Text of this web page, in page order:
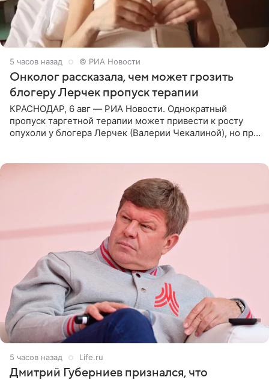
5 часов назад © РИА Новости
Онколог рассказала, чем может грозить
блогеру Лерчек пропуск терапии
КРАСНОДАР, 6 авг — РИА Новости. Однократный
пропуск таргетной терапии может привести к росту
опухоли у блогера Лерчек (Валерии Чекалиной), но при
5 часов назад Life.ru
Дмитрий Губерниев признался, что